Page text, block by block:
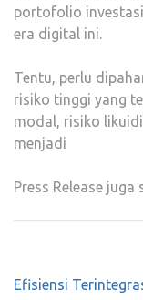
portofolio
era digital ini.
Tentu, perlu
risiko tinggi yang
modal, risiko
menjadi
Press Release
Post
Efisiensi